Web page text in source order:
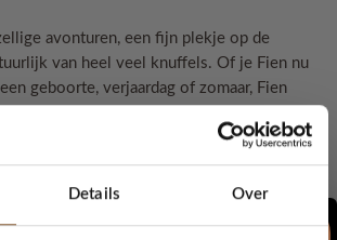
Details Over
avonturen, een fijn plekje op de
van heel veel knuffels. Of je Fien nu
geboorte, verjaardag of zomaar, Fien
en lieve karakter is Fien Klavertje en
aan de
Moos & Friends collectie.